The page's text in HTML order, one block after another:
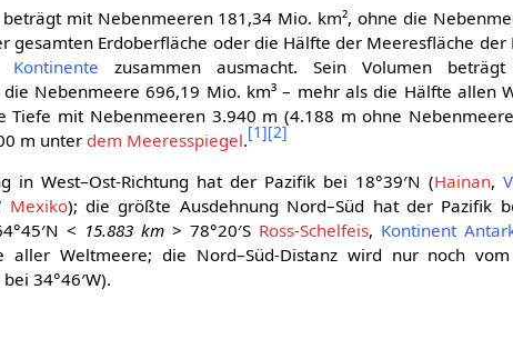
beträgt mit Nebenmeeren 181,34 Mio. km², ohne die
gesamten Erdoberfläche oder die Hälfte der Meeresfläche
Kontinente zusammen ausmacht. Sein Volumen
Nebenmeere 696,19 Mio. km³ – mehr als die Hälfte allen
Tiefe mit Nebenmeeren 3.940 m (4.188 m ohne
m unter dem Meeresspiegel.[1][2]
in West–Ost-Richtung hat der Pazifik bei 18°39′N (Hainan,
Mexiko); die größte Ausdehnung Nord–Süd hat der Pazifik
< 15.883 km > 78°20′S Ross-Schelfeis, Kontinent
aller Weltmeere; die Nord–Süd-Distanz wird nur noch
34°46′W).